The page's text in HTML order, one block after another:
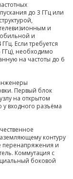
до 3 ГГц или
и
и
Если требуется
необходимо
на частоты до 6
Первый блок
на открытом
у входного разъёма
контуру
перенапряжения и
Коммутация с
боковой